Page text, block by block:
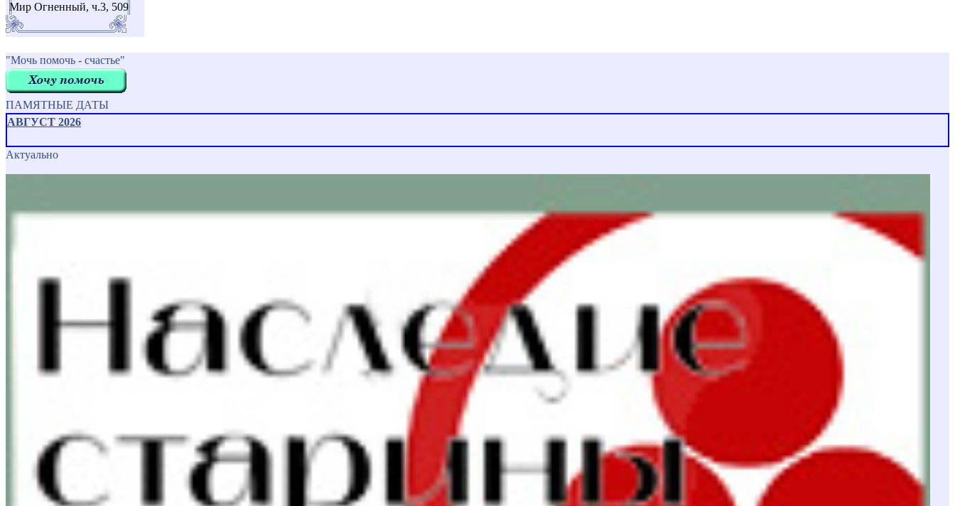
Мир Огненный, ч.3, 509
"Мочь помочь - счастье"
ПАМЯТНЫЕ ДАТЫ
АВГУСТ 2026
Актуально